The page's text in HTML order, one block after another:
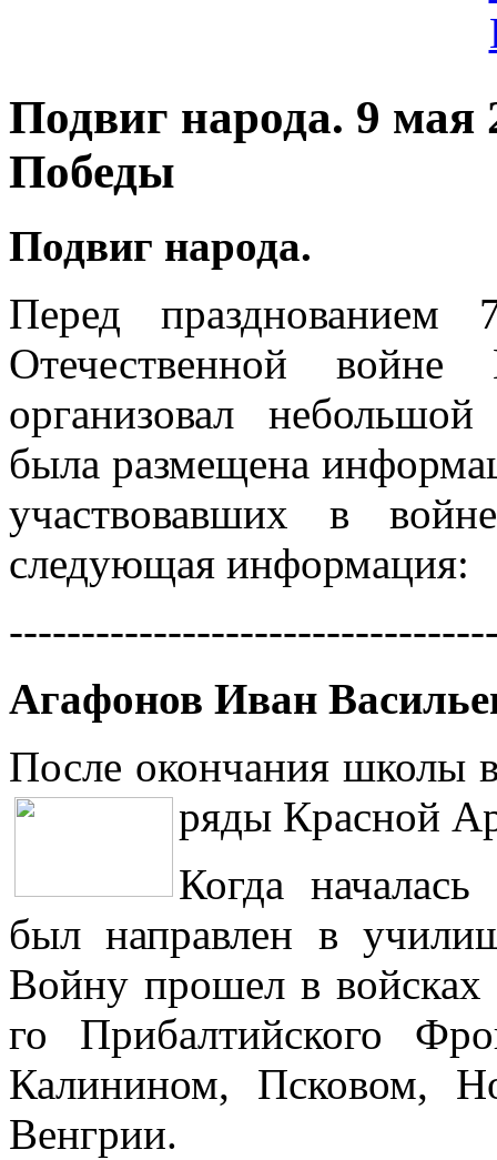
Подвиг народа. 9 мая
Победы
Подвиг народа.
Перед
Отечественной
организовал
была размещена
участвовавших в
следующая информация:
Агафонов Иван
После окончания школы
ряды Красной
Когда
был направлен в
Войну прошел в
го Прибалтийского
Калинином, Псковом,
Венгрии.